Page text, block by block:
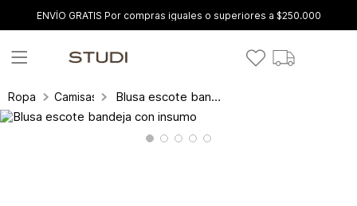
ENVÍO GRATIS Por compras iguales o superiores a $250.000
Ropa Camisas y blusas Blusa escote bandeja con insumo